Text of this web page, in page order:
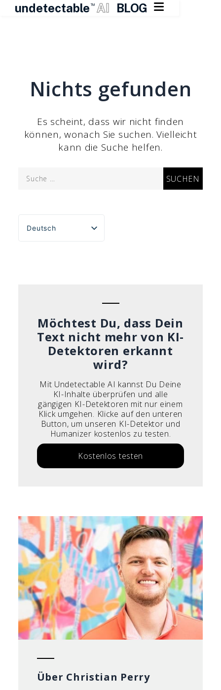
undetectable TM AI BLOG 
Nichts gefunden
Es scheint, dass wir nicht finden
können, wonach Sie suchen. Vielleicht
kann die Suche helfen.
Suche
Deutsch
English
Möchtest Du, dass Dein
Text nicht mehr von KI-
Detektoren erkannt
wird?
Mit Undetectable AI kannst Du Deine
KI-Inhalte überprüfen und alle
gängigen KI-Detektoren mit nur einem
Klick umgehen. Klicke auf den unteren
Button, um unseren KI-Detektor und
Humanizer kostenlos zu testen.
Kostenlos testen
Über Christian Perry